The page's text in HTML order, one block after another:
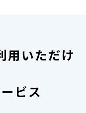
用いただけ
ビス